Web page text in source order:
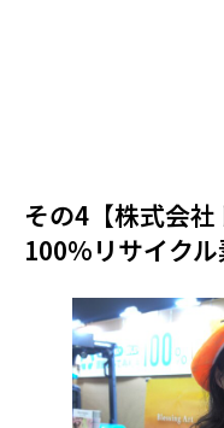
その4【株式会社
100%リサイク